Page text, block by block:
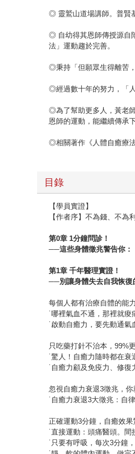
◎ 靈鷲山道場講師。普賢
◎ 自幼得其恩師傳授源自
法」運動趨於完善。
◎秉持「但願眾生得離苦
◎經過數十年的努力，「
◎為了幫助更多人，黃老
恩師的運動，能繼續傳承下
◎相關著作《人體自癒療
目錄
【學員實證】
【作者序】不為錢、不為
第0章 1分鐘問診！
──這些身體徵兆警告你：
第1章 千年醫理實證！
──別讓身體失去自我恢復
每個人都有治療自體的能
˙哪裡氣血不通，那裡就痠
˙啟動自癒力，要先動通氣
只吃藥打針不治本，99%
˙驚人！自癒力隨時都在
˙自癒力顧及免疫力、修復
忽視自癒力衰退3徵兆，
˙自癒力衰退3大徵兆：自
正確運動3分鐘，自癒效
˙直接運動：頭痛醫頭。間
˙只要有呼吸，每次3分鐘